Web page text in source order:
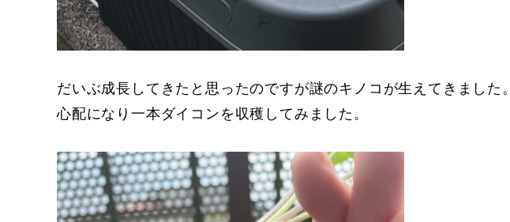
だいぶ成長してきたと思ったのですが謎のキノコが生えてきました。
心配になり一本ダイコンを収穫してみました。